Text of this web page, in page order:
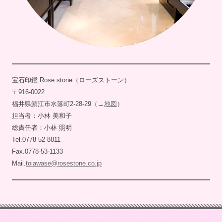
宝石印鑑 Rose stone（ローズストーン）
〒916-0022
福井県鯖江市水落町2-28-29（→地図 ）
担当者：小林 美和子
総責任者：小林 照明
Tel.0778-52-8811
Fax.0778-53-1133
Mail. toiawase@rosestone.co.jp